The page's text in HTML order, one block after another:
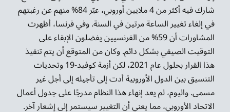
شارك فيه أكثر من 4 ملايين أوروبي، عبّر 84% منهم عن رغبتهم
في إلغاء تغيير الساعة مرتين في السنة. وفي فرنسا، أظهرت
المشاورات أن 59% من الفرنسيين يفضلون الإبقاء على
التوقيت الصيفي بشكل دائم. وكان من المتوقع أن يتم تنفيذ
هذا القرار بحلول عام 2021، لكن أزمة كوفيد-19 وتحديات
التنسيق بين الدول الأوروبية أدت إلى تأجيله إلى أجل غير
مسمى. واليوم، لم يعد إنهاء هذا النظام مدرجًا على جدول أعمال
الاتحاد الأوروبي، مما يعني أن التغيير سيستمر إلى إشعار آخر.